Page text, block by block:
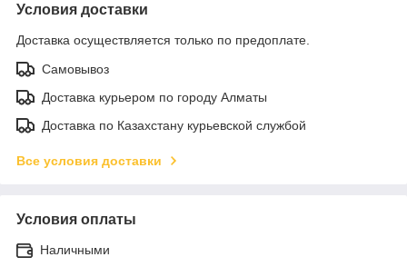
Условия доставки
Доставка осуществляется только по предоплате.
Самовывоз
Доставка курьером по городу Алматы
Доставка по Казахстану курьевской службой
Все условия доставки
Условия оплаты
Наличными